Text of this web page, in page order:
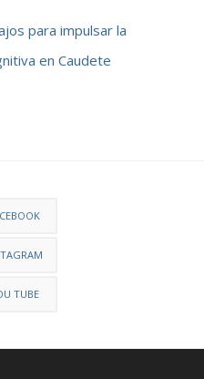
para impulsar la
en Caudete
TUBE